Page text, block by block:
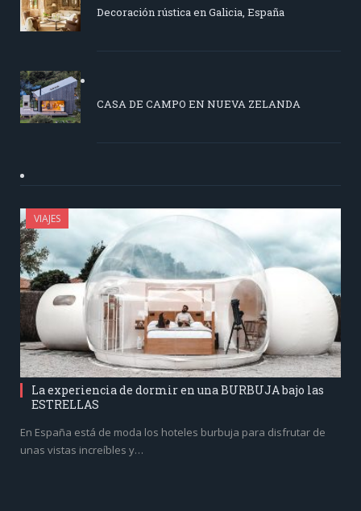
Decoración rústica en Galicia, España
CASA DE CAMPO EN NUEVA ZELANDA
VIAJES
La experiencia de dormir en una BURBUJA bajo las
ESTRELLAS
En España está de moda los hoteles burbuja para disfrutar de
unas vistas increíbles y…